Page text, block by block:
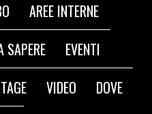
AREE INTERNE
SAPERE
EVENTI
VIDEO
DOVE